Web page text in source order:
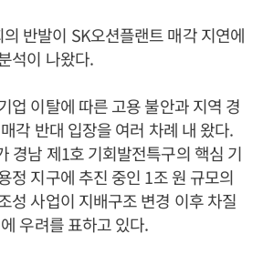
반발이 SK오션플랜트 매각 지연에
석이 나왔다.
업 이탈에 따른 고용 불안과 지역 경
각 반대 입장을 여러 차례 내 왔다.
경남 제1호 기회발전특구의 핵심 기
정 지구에 추진 중인 1조 원 규모의
성 사업이 지배구조 변경 이후 차질
우려를 표하고 있다.